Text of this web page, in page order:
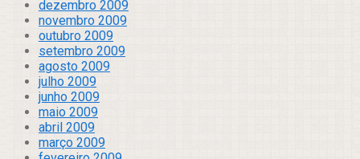
dezembro 2009
novembro 2009
outubro 2009
setembro 2009
agosto 2009
julho 2009
junho 2009
maio 2009
abril 2009
março 2009